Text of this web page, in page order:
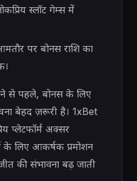
स्लॉट गेम्स में
पर बोनस राशि का
से पहले, बोनस के लिए
बेहद ज़रूरी है। 1xBet
प्लेटफॉर्म अक्सर
लिए आकर्षक प्रमोशन
की संभावना बढ़ जाती